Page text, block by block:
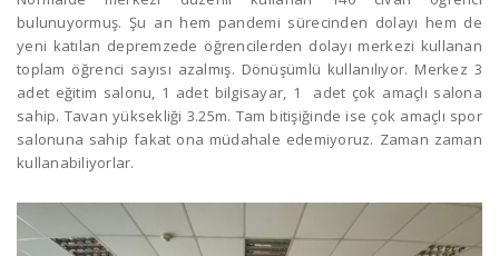
bulunuyormuş. Şu an hem pandemi sürecinden dolayı hem de
yeni katılan depremzede öğrencilerden dolayı merkezi kullanan
toplam öğrenci sayısı azalmış. Dönüşümlü kullanılıyor. Merkez 3
adet eğitim salonu, 1 adet bilgisayar, 1 adet çok amaçlı salona
sahip. Tavan yüksekliği 3.25m. Tam bitişiğinde ise çok amaçlı spor
salonuna sahip fakat ona müdahale edemiyoruz. Zaman zaman
kullanabiliyorlar.